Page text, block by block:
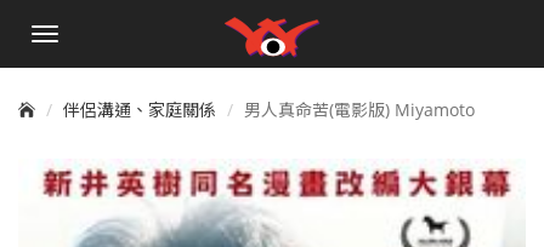
手
單
伴侶溝通、家庭關係 男人真命苦(電影版) Miyamoto